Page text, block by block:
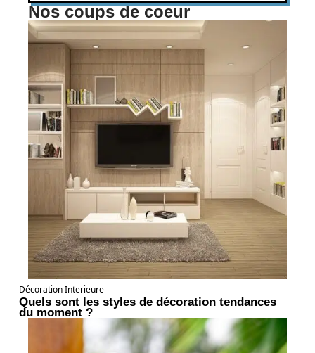
Nos coups de coeur
Décoration Interieure
Quels sont les styles de décoration tendances
du moment ?